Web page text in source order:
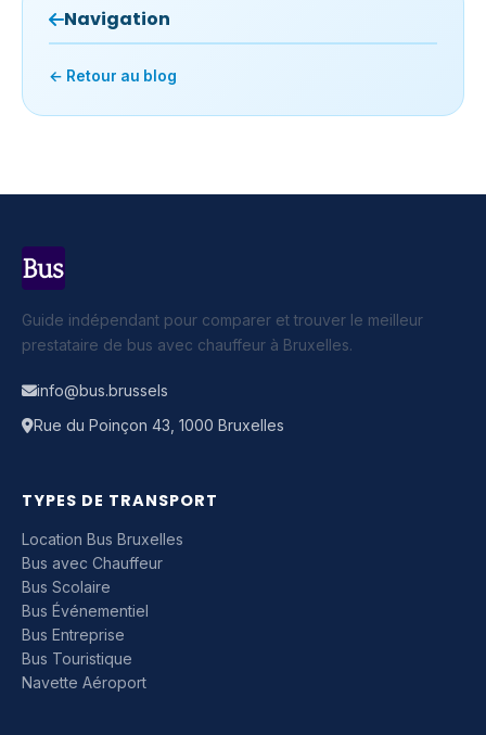
Navigation
← Retour au blog
Guide indépendant pour comparer et trouver le meilleur
prestataire de bus avec chauffeur à Bruxelles.
info@bus.brussels
Rue du Poinçon 43, 1000 Bruxelles
TYPES DE TRANSPORT
Location Bus Bruxelles
Bus avec Chauffeur
Bus Scolaire
Bus Événementiel
Bus Entreprise
Bus Touristique
Navette Aéroport